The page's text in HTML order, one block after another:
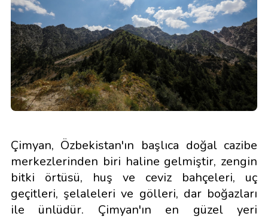
Çimyan, Özbekistan'ın başlıca doğal cazibe
merkezlerinden biri haline gelmiştir, zengin
bitki örtüsü, huş ve ceviz bahçeleri, uç
geçitleri, şelaleleri ve gölleri, dar boğazları
ile ünlüdür. Çimyan'ın en güzel yeri